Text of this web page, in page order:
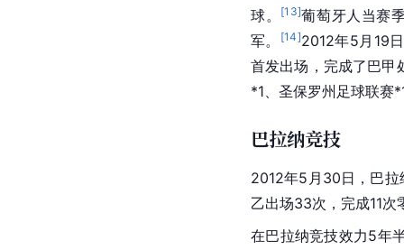
球。
[13]葡萄牙人当赛
军。
[14]2012年5月19
首发出场，完成了巴甲
*1、 圣保罗州 足球联赛
巴拉纳竞技
2012年5月30日， 巴拉
乙出场33次，完成11
在巴拉纳竞技效力5年